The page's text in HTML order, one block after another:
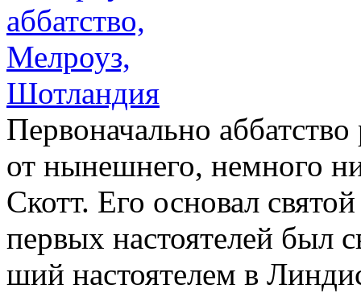
Первоначально
от нынешнего, немного
Скотт. Его основал
первых настоятелей был
ший настоятелем в